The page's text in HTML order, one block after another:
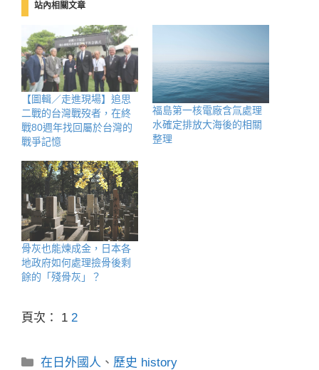
站內相關文章
【圖輯／走進現場】追思
二戰的台灣戰歿者，在終
戰80週年找回屬於台灣的
戰爭記憶
福島第一核電廠含氚處理
水確定排放大海後的相關
整理
骨灰也能煉成金，日本各
地政府如何處理撿骨後剩
餘的「殘骨灰」？
頁次： 1 2
分
在日外國人 、 歷史 history